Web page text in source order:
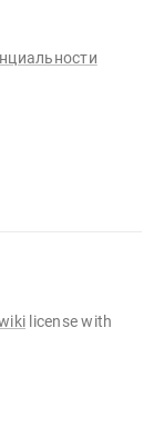
license with